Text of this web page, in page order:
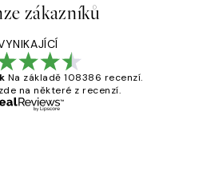
zákazníků
Na základě 108386 recenzí.
na některé z recenzí.